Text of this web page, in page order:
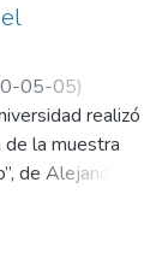
05-05)
realizó
la muestra
de Alejandro